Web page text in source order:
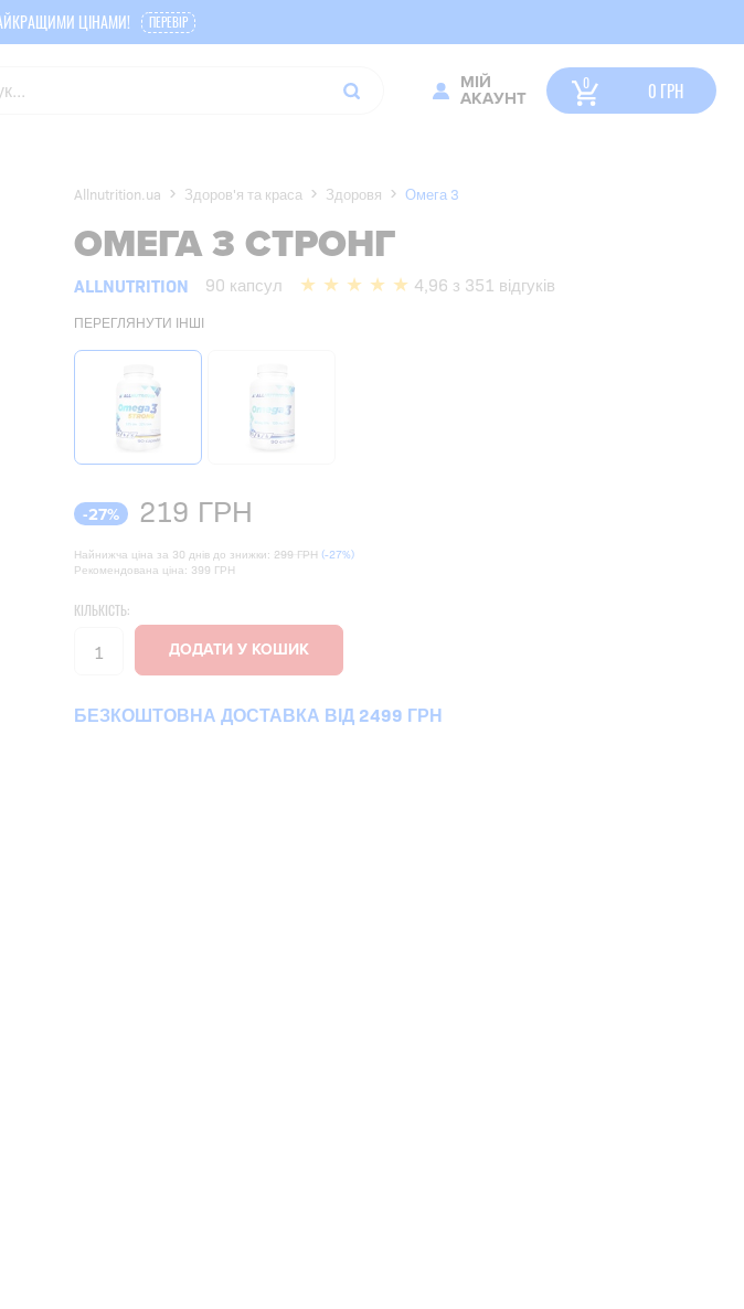
ЦІНАМИ! ПЕРЕВІР
МІЙ
АКАУНТ
0 ГРН
Allnutrition.ua Здоров'я та краса Здоровя Омега 3
ОМЕГА 3 СТРОНГ
ALLNUTRITION 90 капсул 4,96 з 351 відгуків
ПЕРЕГЛЯНУТИ ІНШІ
-27% 219 ГРН
Найнижча ціна за 30 днів до знижки: 299 ГРН (-27%)
Рекомендована ціна: 399 ГРН
КІЛЬКІСТЬ:
БЕЗКОШТОВНА ДОСТАВКА ВІД 2499 ГРН